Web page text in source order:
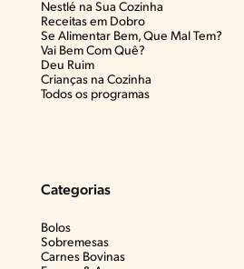
Nestlé na Sua Cozinha
Receitas em Dobro
Se Alimentar Bem, Que Mal Tem?​
Vai Bem Com Quê?​
Deu Ruim​
Crianças na Cozinha​
Todos os programas
Categorias
Bolos
Sobremesas
Carnes Bovinas​